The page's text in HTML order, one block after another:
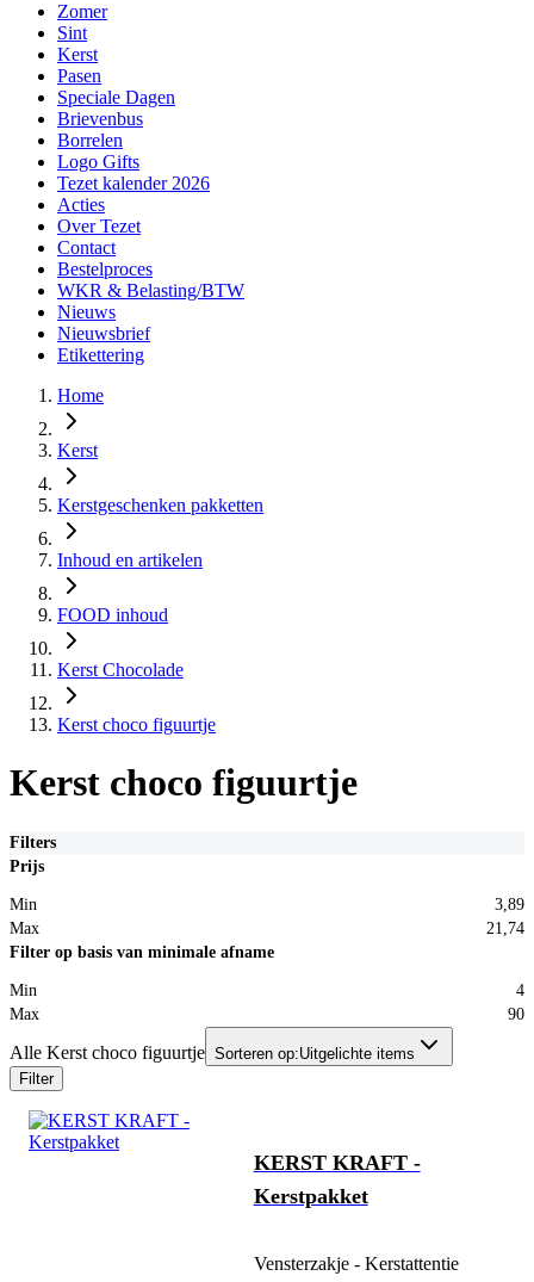
Zomer
Sint
Kerst
Pasen
Speciale Dagen
Brievenbus
Borrelen
Logo Gifts
Tezet kalender 2026
Acties
Over Tezet
Contact
Bestelproces
WKR & Belasting/BTW
Nieuws
Nieuwsbrief
Etikettering
Home
Kerst
Kerstgeschenken pakketten
Inhoud en artikelen
FOOD inhoud
Kerst Chocolade
Kerst choco figuurtje
Kerst choco figuurtje
Filters
Prijs
Min
3,89
Max
21,74
Filter op basis van minimale afname
Min
4
Max
90
Alle Kerst choco figuurtje Sorteren op:Uitgelichte items
Filter
KERST KRAFT -
Kerstpakket
Vensterzakje - Kerstattentie